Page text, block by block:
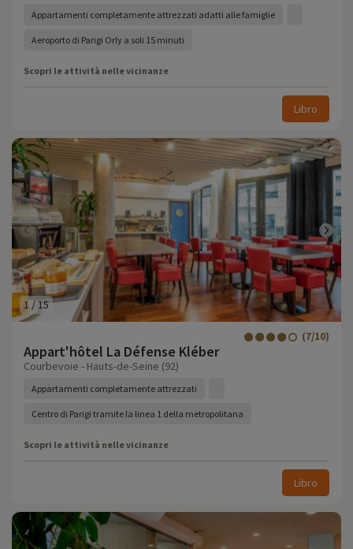
Appartamenti completamente attrezzati adatti alle famiglie
Aeroporto di Parigi Orly a soli 15 minuti
Scopri le attività nelle vicinanze
Libro
1/15
Appart'hôtel La Défense Kléber
(7/10)
Courbevoie - Hauts-de-Seine (92)
Appartamenti completamente attrezzati
Centro di Parigi tramite la linea 1 della metropolitana
Scopri le attività nelle vicinanze
Libro